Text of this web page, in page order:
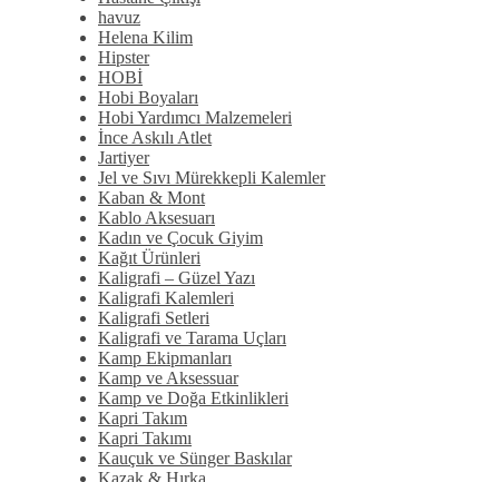
havuz
Helena Kilim
Hipster
HOBİ
Hobi Boyaları
Hobi Yardımcı Malzemeleri
İnce Askılı Atlet
Jartiyer
Jel ve Sıvı Mürekkepli Kalemler
Kaban & Mont
Kablo Aksesuarı
Kadın ve Çocuk Giyim
Kağıt Ürünleri
Kaligrafi – Güzel Yazı
Kaligrafi Kalemleri
Kaligrafi Setleri
Kaligrafi ve Tarama Uçları
Kamp Ekipmanları
Kamp ve Aksessuar
Kamp ve Doğa Etkinlikleri
Kapri Takım
Kapri Takımı
Kauçuk ve Sünger Baskılar
Kazak & Hırka